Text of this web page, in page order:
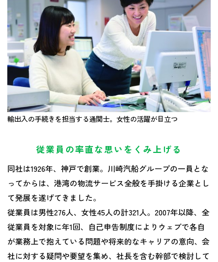
輸出入の手続きを担当する通関士。女性の活躍が目立つ
従業員の率直な思いをくみ上げる
同社は1926年、神戸で創業。川崎汽船グループの一員とな
ってからは、港湾の物流サービス全般を手掛ける企業とし
て発展を遂げてきました。
従業員は男性276人、女性45人の計321人。2007年以降、全
従業員を対象に年1回、自己申告制度によりウェブで各自
が業務上で抱えている問題や将来的なキャリアの意向、会
社に対する疑問や要望を集め、社長を含む幹部で検討して